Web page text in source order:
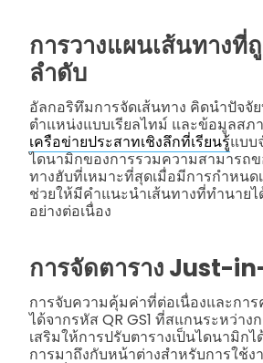
การวางแผนเส้นทางที่
ลำดับ
อัลกอริทึมการจัดเส้นทาง คิดนำปัจจั
ตำแหน่งแบบเรียลไทม์ และข้อมูลสภ
เครือข่ายประสาทเชิงลึกที่เรียนรู้แบบ
ไดนามิกของการรวมความสามารถ
ทางฮับที่เหมาะที่สุดเมื่อมีการกำหนด
ช่วยให้มีคำแนะนำเส้นทางที่ทำนายไ
อย่างต่อเนื่อง
การจัดตาราง Just-
การจับความคุ้มค่าที่ต่อเนื่องและกา
ได้จากรหัส QR GS1 ที่สแกนระหว่าง
เสริมให้การปรับตารางเป็นไดนามิก
การมาถึงกับหน้าต่างสำหรับการใช้